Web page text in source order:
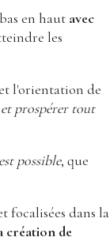
en haut avec
les
l'orientation de
prospérer tout
possible, que
focalisées dans la
création de